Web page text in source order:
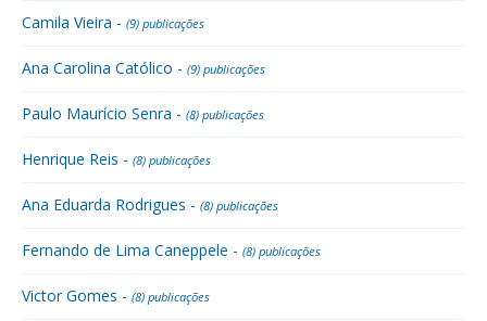
Camila Vieira - (9) publicações
Ana Carolina Católico - (9) publicações
Paulo Maurício Senra - (8) publicações
Henrique Reis - (8) publicações
Ana Eduarda Rodrigues - (8) publicações
Fernando de Lima Caneppele - (8) publicações
Victor Gomes - (8) publicações